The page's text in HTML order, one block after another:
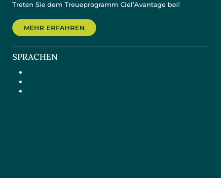
Treten Sie dem Treueprogramm Ciel’Avantage bei!
MEHR ERFAHREN
SPRACHEN